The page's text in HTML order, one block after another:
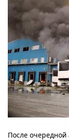
После